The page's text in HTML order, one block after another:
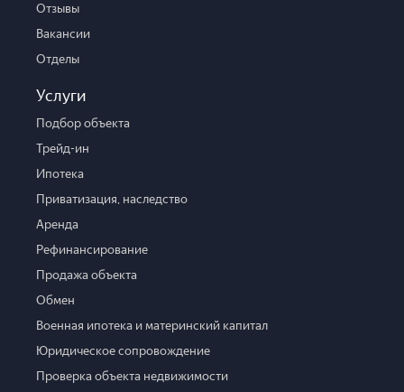
Отзывы
Вакансии
Отделы
Услуги
Подбор объекта
Трейд-ин
Ипотека
Приватизация, наследство
Аренда
Рефинансирование
Продажа объекта
Обмен
Военная ипотека и материнский капитал
Юридическое сопровождение
Проверка объекта недвижимости